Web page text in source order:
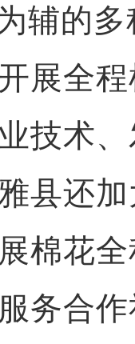
辅的
展全
技术
县还
棉花
务合
：大棚香菜抢